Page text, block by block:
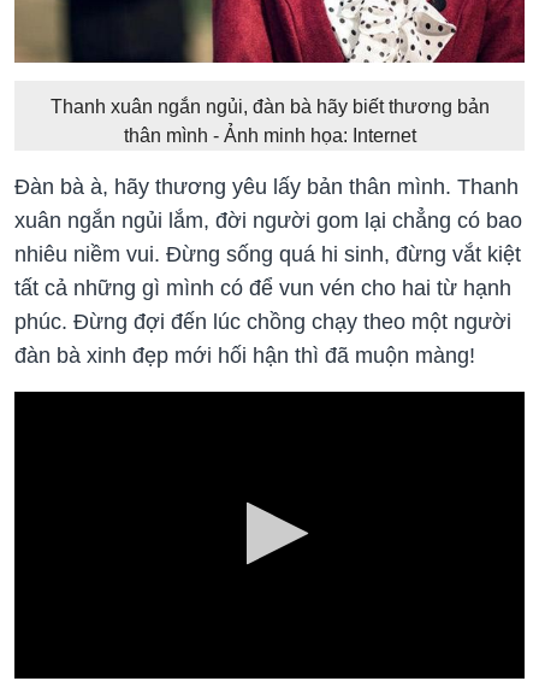
Thanh xuân ngắn ngủi, đàn bà hãy biết thương bản
thân mình - Ảnh minh họa: Internet
Đàn bà à, hãy thương yêu lấy bản thân mình. Thanh
xuân ngắn ngủi lắm, đời người gom lại chẳng có bao
nhiêu niềm vui. Đừng sống quá hi sinh, đừng vắt kiệt
tất cả những gì mình có để vun vén cho hai từ hạnh
phúc. Đừng đợi đến lúc chồng chạy theo một người
đàn bà xinh đẹp mới hối hận thì đã muộn màng!